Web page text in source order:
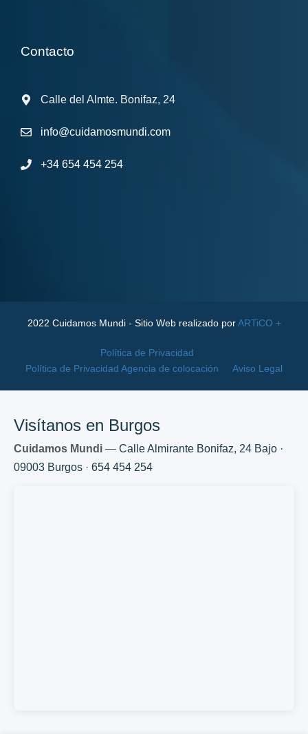
Contacto
Calle del Almte. Bonifaz, 24
info@cuidamosmundi.com
+34 654 454 254
2022 Cuidamos Mundi - Sitio Web realizado porARTiCO +
Política de Privacidad
Política de Privacidad Agencia de colocación
Aviso Legal
Visítanos en Burgos
Cuidamos Mundi — Calle Almirante Bonifaz, 24 Bajo ·
09003 Burgos · 654 454 254